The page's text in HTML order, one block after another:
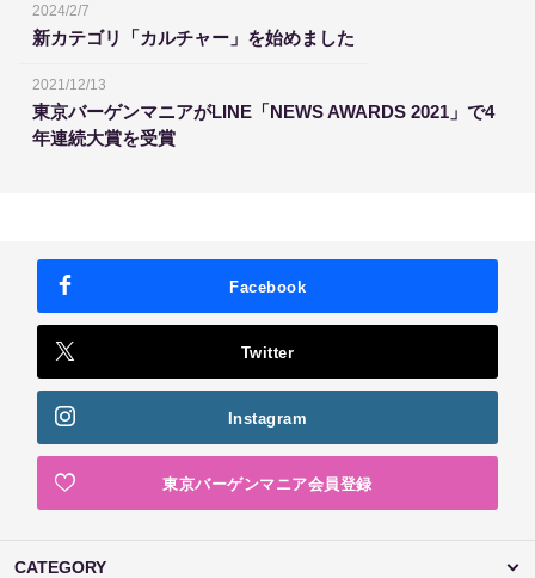
2024/2/7
新カテゴリ「カルチャー」を始めました
2021/12/13
東京バーゲンマニアがLINE「NEWS AWARDS 2021」で4
年連続大賞を受賞
Facebook
Twitter
Instagram
東京バーゲンマニア会員登録
CATEGORY